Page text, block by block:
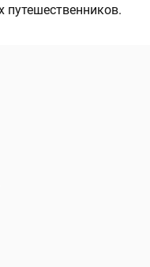
путешественников.